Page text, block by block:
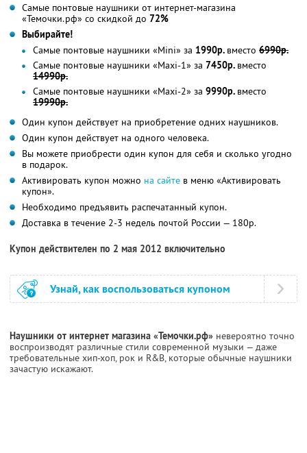
Самые понтовые наушники от интернет-магазина
«Темочки.рф» со скидкой до 72%
Выбирайте!
Самые понтовые наушники «Mini» за 1990р. вместо 6990р.
Самые понтовые наушники «Maxi-1» за 7450р. вместо
14990р.
Самые понтовые наушники «Maxi-2» за 9990р. вместо
19990р.
Один купон действует на приобретение одних наушников.
Один купон действует на одного человека.
Вы можете приобрести один купон для себя и сколько угодно
в подарок.
Активировать купон можно на сайте в меню «Активировать
купон».
Необходимо предъявить распечатанный купон.
Доставка в течение 2-3 недель почтой России — 180р.
Купон действителен по 2 мая 2012 включительно
Узнай, как воспользоваться купоном
Наушники от интернет магазина «Темочки.рф» невероятно точно
воспроизводят различные стили современной музыки — даже
требовательные хип-хоп, рок и R&B, которые обычные наушники
зачастую искажают.